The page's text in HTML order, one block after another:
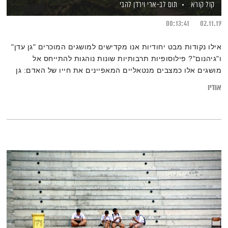
קול קורא תום לב-ארי וירדן להבי
02.11.19
00:13:41
אילו נקודות מבט יחודיות אנו מקדישים למושגים המוכרים "גן עדן"
ו"גיהנום"? פילוסופיות תרבותיות שונות נוהגות להתייחס אל
מושגים אלו כמצבים מנטאליים המאפיינים את חייו של האדם: גן
הטובה אותה מכנים "גן עדן"?
אודיו